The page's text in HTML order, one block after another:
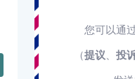
您可以通
（提议 投